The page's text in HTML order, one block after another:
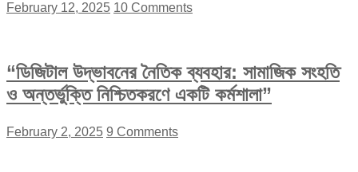
February 12, 2025 10 Comments
“ডিজিটাল উদ্ভাবনের নৈতিক ব্যবহার: সামাজিক সংহতি
ও অন্তর্ভুক্তি নিশ্চিতকরণে একটি কর্মশালা”
February 2, 2025 9 Comments